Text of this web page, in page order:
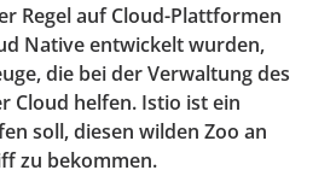
Regel auf Cloud-Plattformen
Native entwickelt wurden,
die bei der Verwaltung des
Cloud helfen. Istio ist ein
soll, diesen wilden Zoo an
zu bekommen.